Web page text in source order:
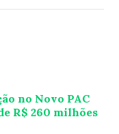
no Novo PAC
R$ 260 milhões